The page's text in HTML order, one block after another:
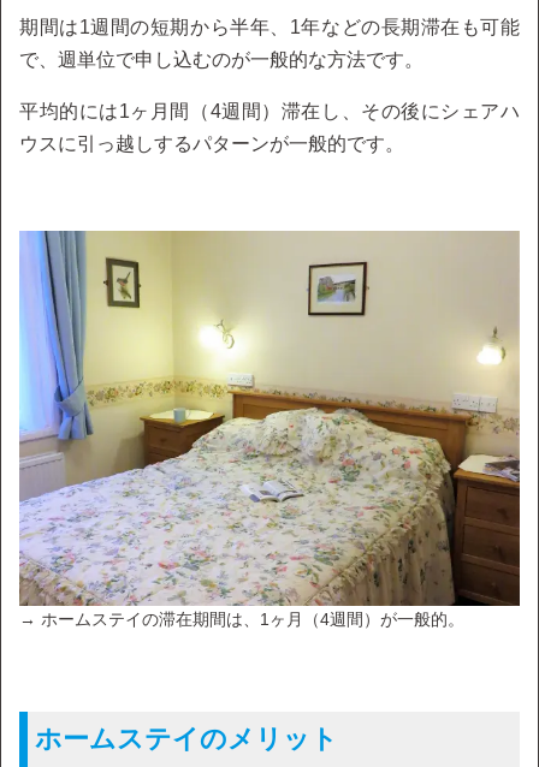
期間は1週間の短期から半年、1年などの長期滞在も可能
で、週単位で申し込むのが一般的な方法です。
平均的には1ヶ月間（4週間）滞在し、その後にシェアハ
ウスに引っ越しするパターンが一般的です。
→ ホームステイの滞在期間は、1ヶ月（4週間）が一般的。
ホームステイのメリット